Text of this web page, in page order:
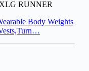
RUNNER
Body Weights